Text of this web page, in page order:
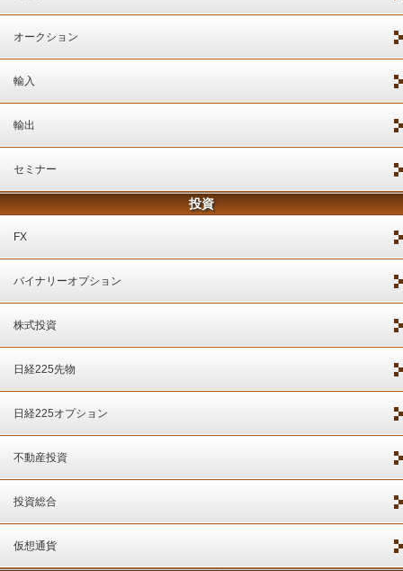
オークション
輸入
輸出
セミナー
投資
FX
バイナリーオプション
株式投資
日経225先物
日経225オプション
不動産投資
投資総合
仮想通貨